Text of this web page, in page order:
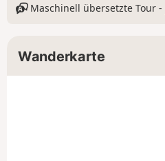
Maschinell übersetzte Tour -
Wanderkarte